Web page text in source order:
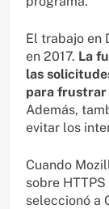
El trabajo en
en 2017. La
las
para frustrar
Además,
evitar los
Cuando
sobre
seleccionó a